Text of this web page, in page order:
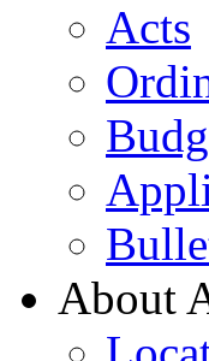
Acts
About